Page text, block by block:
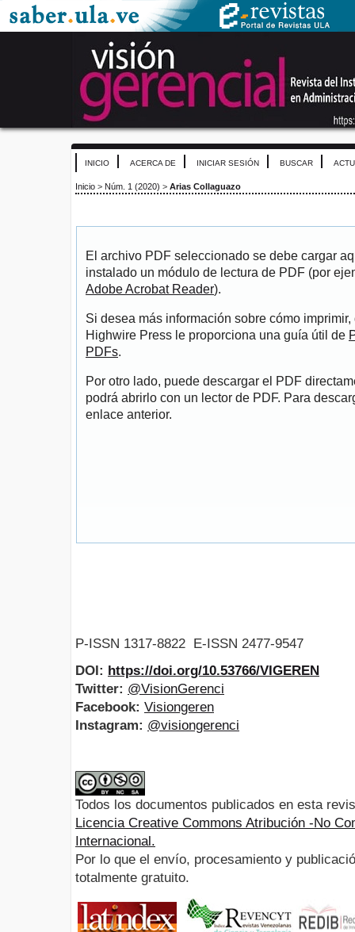
INICIO ACERCA DE INICIAR SESIÓN BUSCAR
Inicio > Núm. 1 (2020) > Arias Collaguazo
El archivo PDF seleccionado se debe cargar
instalado un módulo de lectura de PDF (por
Adobe Acrobat Reader).
Si desea más información sobre cómo
Highwire Press le proporciona una guía útil de
PDFs.
Por otro lado, puede descargar el PDF
podrá abrirlo con un lector de PDF. Para
enlace anterior.
P-ISSN 1317-8822 E-ISSN 2477-9547
DOI: https://doi.org/10.53766/VIGEREN
Twitter: @VisionGerenci
Facebook: Visiongeren
Instagram: @visiongerenci
Todos los documentos publicados en esta
Licencia Creative Commons Atribución -No
Internacional.
Por lo que el envío, procesamiento y
totalmente gratuito.